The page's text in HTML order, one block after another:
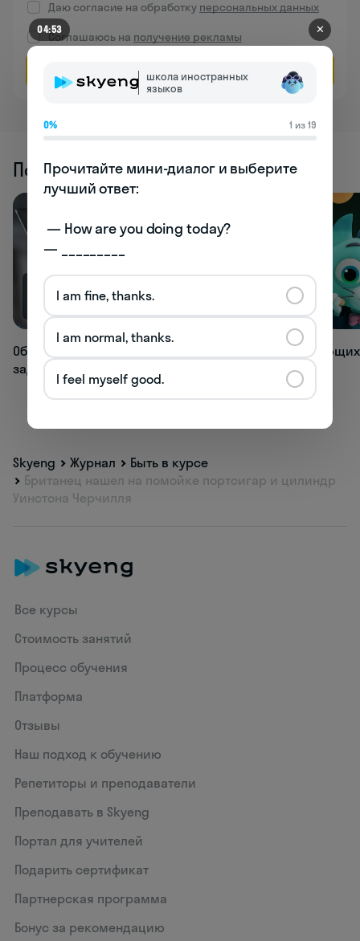
Даю согласие на обработку персональных данных
Соглашаюсь на получение рекламы
Оставить заявку
Похожие статьи
69K
Обзор лучших нейросетей для всех
задач
66.5K
Топ
для детей
Skyeng Журнал
Быть в курсе
Британец нашел на помойке портсигар и цилиндр
Уинстона Черчилля
Все курсы
Стоимость занятий
Процесс обучения
Платформа
Отзывы
Наш подход к обучению
Репетиторы и преподаватели
Преподавать в Skyeng
Портал для учителей
Подарить сертификат
Партнерская программа
Бонус за рекомендацию
04:53 ✕
школа иностранных
языков
0% 1 из 19
Прочитайте мини-диалог и выберите
лучший ответ:
— _________
I am fine, thanks.
I am normal, thanks.
I feel myself good.